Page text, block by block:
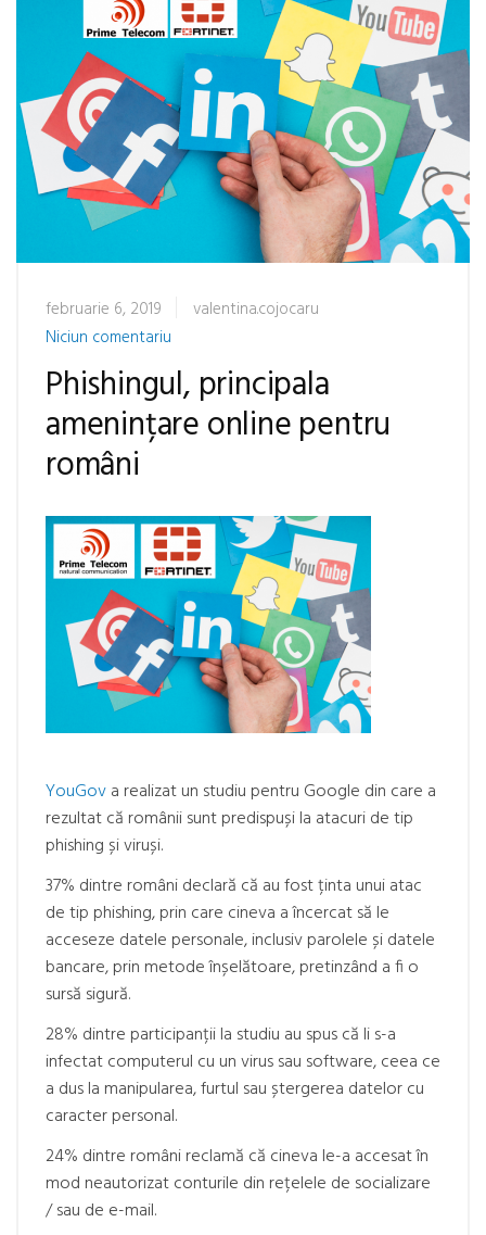
februarie 6, 2019
valentina.cojocaru
Niciun comentariu
Phishingul, principala
amenințare online pentru
români
YouGova realizat un studiu pentru Google din care a
rezultat că românii sunt predispuși la atacuri de tip
phishing și viruși.
37% dintre români declară că au fost ținta unui atac
de tip phishing, prin care cineva a încercat să le
acceseze datele personale, inclusiv parolele și datele
bancare, prin metode înșelătoare, pretinzând a fi o
sursă sigură.
28% dintre participanții la studiu au spus că li s-a
infectat computerul cu un virus sau software, ceea ce
a dus la manipularea, furtul sau ștergerea datelor cu
caracter personal.
24% dintre români reclamă că cineva le-a accesat în
mod neautorizat conturile din rețelele de socializare
/ sau de e-mail.